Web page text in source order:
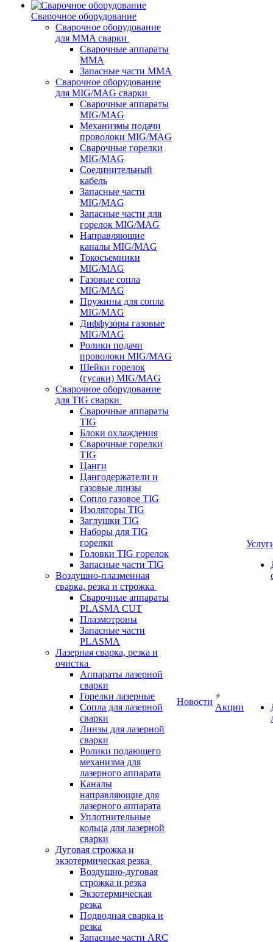
Сварочное оборудование
Сварочное оборудование
для MMA сварки
Сварочные аппараты
MMA
Запасные части MMA
Сварочное оборудование
для MIG/MAG сварки
Сварочные аппараты
MIG/MAG
Механизмы подачи
проволоки MIG/MAG
Сварочные горелки
MIG/MAG
Соединительный
кабель
Запасные части
MIG/MAG
Запасные части для
горелок MIG/MAG
Направляющие
каналы MIG/MAG
Токосъемники
MIG/MAG
Газовые сопла
MIG/MAG
Пружины для сопла
MIG/MAG
Диффузоры газовые
MIG/MAG
Ролики подачи
проволоки MIG/MAG
Шейки горелок
(гусаки) MIG/MAG
Сварочное оборудование
для TIG сварки
Сварочные аппараты
TIG
Блоки охлаждения
Сварочные горелки
TIG
Цанги
Цангодержатели и
газовые линзы
Сопло газовое TIG
Изоляторы TIG
Заглушки TIG
Наборы для TIG
горелки
Головки TIG горелок
Запасные части TIG
Воздушно-плазменная
сварка, резка и строжка
Сварочные аппараты
PLASMA CUT
Плазмотроны
Запасные части
PLASMA
Лазерная сварка, резка и
очистка
Аппараты лазерной
сварки
Горелки лазерные
Сопла для лазерной
сварки
Линзы для лазерной
сварки
Ролики подающего
механизма для
лазерного аппарата
Каналы
направляющие для
лазерного аппарата
Уплотнительные
кольца для лазерной
сварки
Дуговая строжка и
экзотермическая резка
Воздушно-дуговая
строжка и резка
Экзотермическая
резка
Подводная сварка и
резка
Запасные части ARC
Новости
Акции